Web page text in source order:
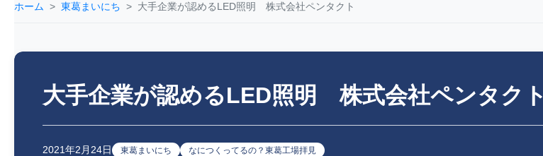
ホーム 東葛まいにち 大手企業が認めるLED照明 株式会社ペンタクト
大手企業が認めるLED照明 株式会社ペンタクト
2021年2月24日 東葛まいにち なにつくってるの？東葛工場拝見